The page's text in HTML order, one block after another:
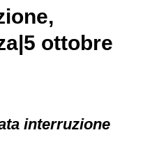
ottobre
interruzione